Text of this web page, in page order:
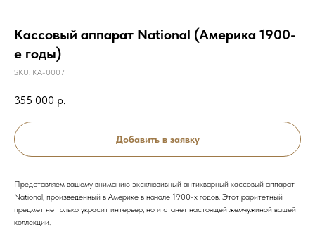
Кассовый аппарат National (Америка 1900-
е годы)
SKU: КА-0007
355 000 р.
Добавить в заявку
Представляем вашему вниманию эксклюзивный антикварный кассовый аппарат
National, произведённый в Америке в начале 1900-х годов. Этот раритетный
предмет не только украсит интерьер, но и станет настоящей жемчужиной вашей
коллекции.